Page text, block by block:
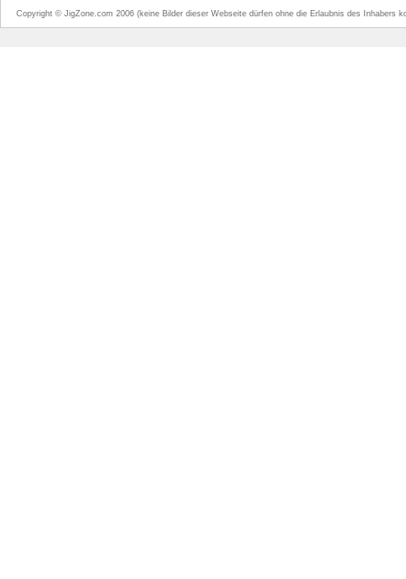
Copyright © JigZone.com 2006 (keine Bilder dieser Webseite dürfen ohne die Erlaubnis des Inhabers